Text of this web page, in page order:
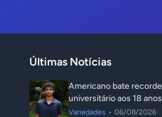
Últimas Notícias
Americano bate
universitário aos 18 anos
Variedades • 06/08/2026